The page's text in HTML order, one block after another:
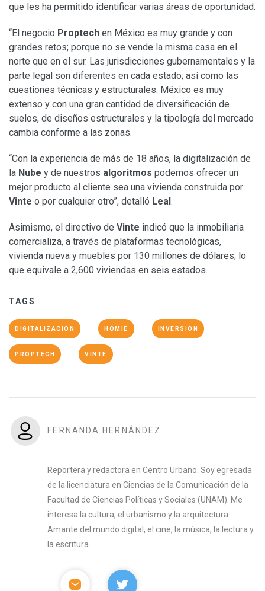
que les ha permitido identificar varias áreas de oportunidad.
“El negocio Proptech en México es muy grande y con
grandes retos; porque no se vende la misma casa en el
norte que en el sur. Las jurisdicciones gubernamentales y la
parte legal son diferentes en cada estado; así como las
cuestiones técnicas y estructurales. México es muy
extenso y con una gran cantidad de diversificación de
suelos, de diseños estructurales y la tipología del mercado
cambia conforme a las zonas.
“Con la experiencia de más de 18 años, la digitalización de
la Nube y de nuestros algoritmos podemos ofrecer un
mejor producto al cliente sea una vivienda construida por
Vinte o por cualquier otro”, detalló Leal.
Asimismo, el directivo de Vinte indicó que la inmobiliaria
comercializa, a través de plataformas tecnológicas,
vivienda nueva y muebles por 130 millones de dólares; lo
que equivale a 2,600 viviendas en seis estados.
TAGS
DIGITALIZACIÓN HOMIE INVERSIÓN
PROPTECH VINTE
FERNANDA HERNÁNDEZ
Reportera y redactora en Centro Urbano. Soy egresada
de la licenciatura en Ciencias de la Comunicación de la
Facultad de Ciencias Políticas y Sociales (UNAM). Me
interesa la cultura, el urbanismo y la arquitectura.
Amante del mundo digital, el cine, la música, la lectura y
la escritura.